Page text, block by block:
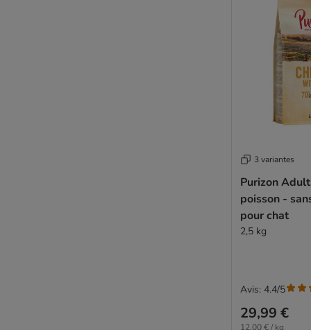
3 variantes
Purizon
poisson -
pour chat
2,5 kg
29,99 €
12,00 € / kg
Avis: 4.4/5